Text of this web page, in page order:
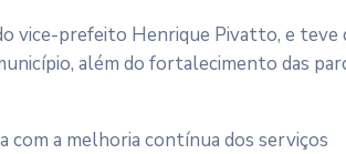
vice-prefeito Henrique Pivatto, e teve
além do fortalecimento das
com a melhoria contínua dos serviços